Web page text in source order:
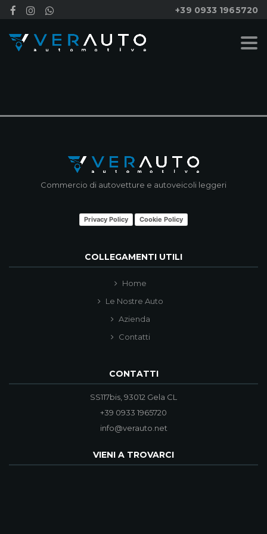
+39 0933 1965720
Commercio di autovetture e autoveicoli leggeri
Privacy Policy Cookie Policy
COLLEGAMENTI UTILI
Home
Le Nostre Auto
Azienda
Contatti
CONTATTI
SS117bis, 93012 Gela CL
+39 0933 1965720
info@verauto.net
VIENI A TROVARCI